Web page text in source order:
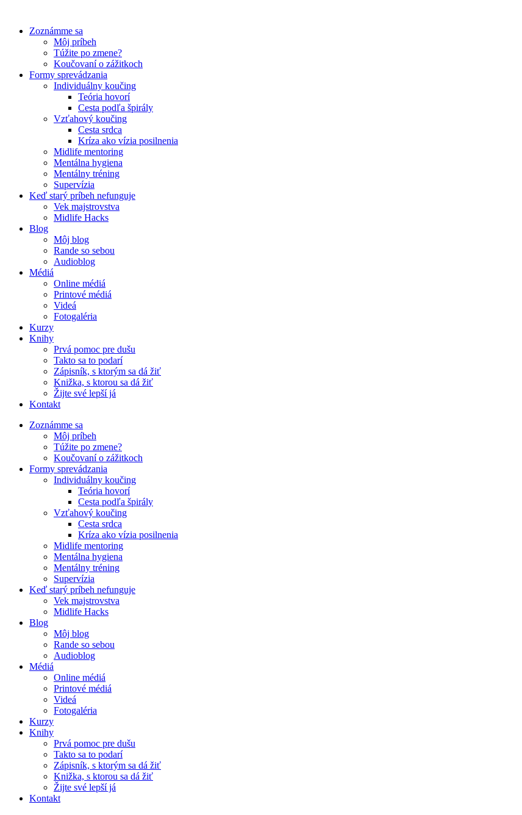
obsah
Zoznámme sa
Môj príbeh
Túžite po zmene?
Koučovaní o zážitkoch
Formy sprevádzania
Individuálny koučing
Teória hovorí
Cesta podľa špirály
Vzťahový koučing
Cesta srdca
Kríza ako vízia posilnenia
Midlife mentoring
Mentálna hygiena
Mentálny tréning
Supervízia
Keď starý príbeh nefunguje
Vek majstrovstva
Midlife Hacks
Blog
Môj blog
Rande so sebou
Audioblog
Médiá
Online médiá
Printové médiá
Videá
Fotogaléria
Kurzy
Knihy
Prvá pomoc pre dušu
Takto sa to podarí
Zápisník, s ktorým sa dá žiť
Knižka, s ktorou sa dá žiť
Žijte své lepší já
Kontakt
Zoznámme sa
Môj príbeh
Túžite po zmene?
Koučovaní o zážitkoch
Formy sprevádzania
Individuálny koučing
Teória hovorí
Cesta podľa špirály
Vzťahový koučing
Cesta srdca
Kríza ako vízia posilnenia
Midlife mentoring
Mentálna hygiena
Mentálny tréning
Supervízia
Keď starý príbeh nefunguje
Vek majstrovstva
Midlife Hacks
Blog
Môj blog
Rande so sebou
Audioblog
Médiá
Online médiá
Printové médiá
Videá
Fotogaléria
Kurzy
Knihy
Prvá pomoc pre dušu
Takto sa to podarí
Zápisník, s ktorým sa dá žiť
Knižka, s ktorou sa dá žiť
Žijte své lepší já
Kontakt